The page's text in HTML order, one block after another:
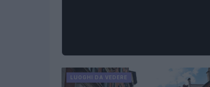
LUOGHI DA VEDERE